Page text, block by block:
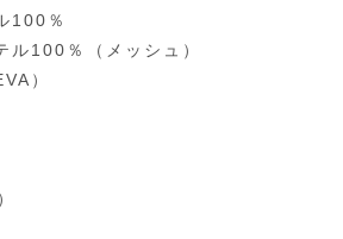
100％
ル100％（メッシュ）
）